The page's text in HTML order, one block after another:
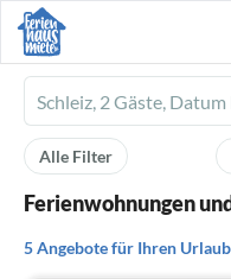
Ferienhausmiete
logo
Alle Filter
Ferienwohnungen
5 Angebote für Ihren